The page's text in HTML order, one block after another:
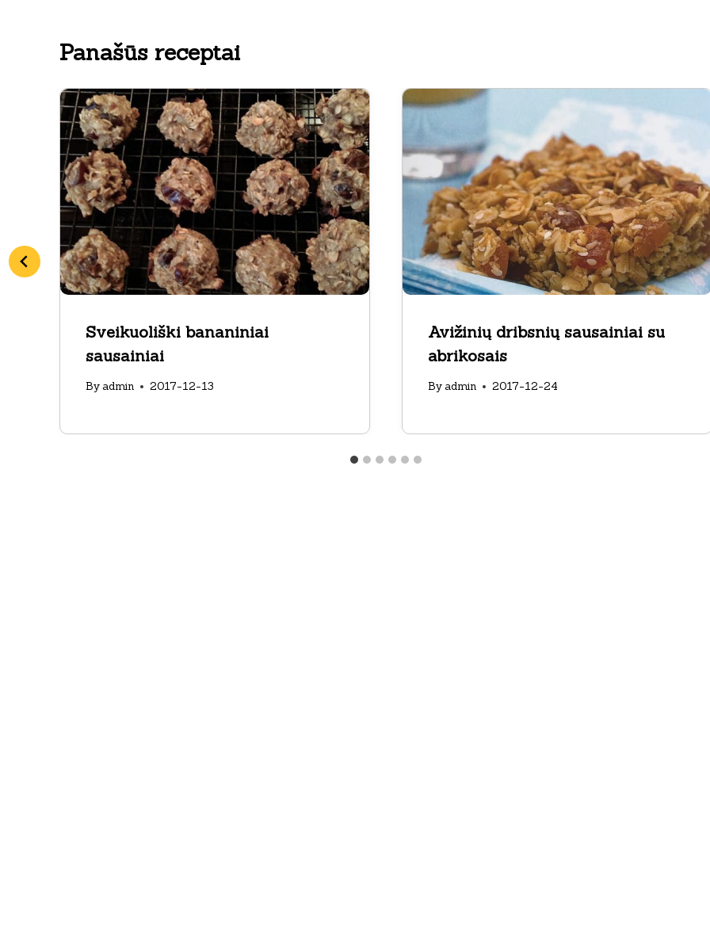
Panašūs receptai
Sveikuoliški bananiniai
sausainiai
By admin 2017-12-13
Avižinių dribsnių sausainiai su
abrikosais
By admin 2017-12-24